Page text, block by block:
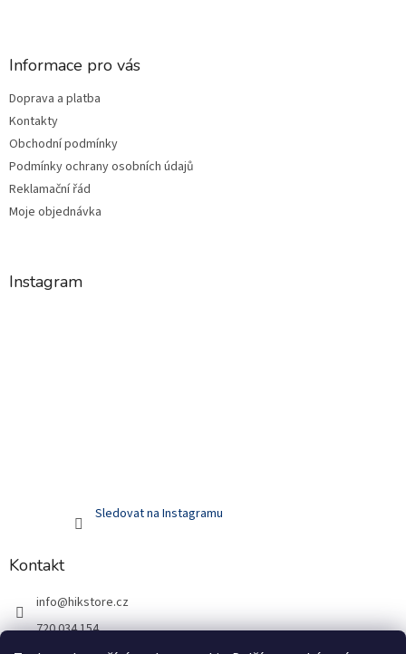
Informace pro vás
Doprava a platba
Kontakty
Obchodní podmínky
Podmínky ochrany osobních údajů
Reklamační řád
Moje objednávka
Instagram
Sledovat na Instagramu
Kontakt
info@hikstore.cz
720 034 154